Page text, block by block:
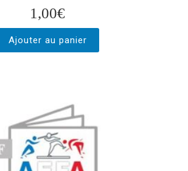
1,00€
Ajouter au panier